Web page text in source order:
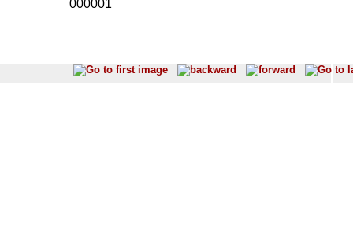
000001